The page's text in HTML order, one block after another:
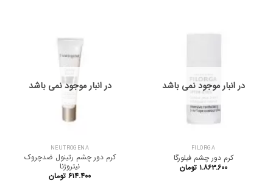
در انبار موجود نمی باشد
FILORGA
کرم دور چشم فیلورگا
۱.۸۶۳.۶۰۰ تومان
در انبار موجود نمی باشد
NEUTROGENA
کرم دور چشم رتینول ضدچروک
نیتروژنا
۶۱۴.۴۰۰ تومان